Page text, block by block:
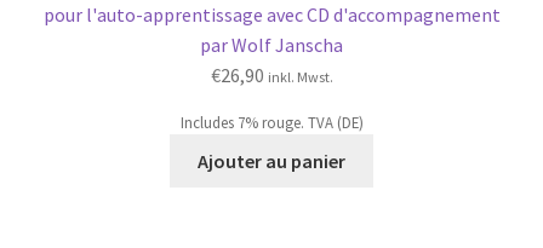
pour l'auto-apprentissage avec CD d'accompagnement
par Wolf Janscha
€26,90 inkl. Mwst.
Includes 7% rouge. TVA (DE)
Ajouter au panier